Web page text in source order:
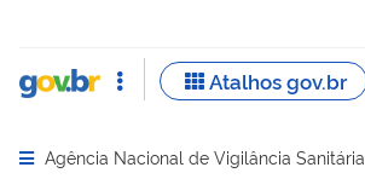
Abrir menu principal de navegação
Agência Nacional de Vigilância